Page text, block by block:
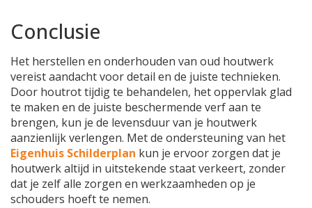
Conclusie
Het herstellen en onderhouden van oud houtwerk
vereist aandacht voor detail en de juiste technieken.
Door houtrot tijdig te behandelen, het oppervlak glad
te maken en de juiste beschermende verf aan te
brengen, kun je de levensduur van je houtwerk
aanzienlijk verlengen. Met de ondersteuning van het
Eigenhuis Schilderplan kun je ervoor zorgen dat je
houtwerk altijd in uitstekende staat verkeert, zonder
dat je zelf alle zorgen en werkzaamheden op je
schouders hoeft te nemen.